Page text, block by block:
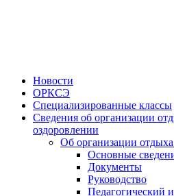
Новости
ОРКСЭ
Специализированные классы
Сведения об организации
оздоровлении
Об организации
Основные
Документы
Руководство
Педагогический